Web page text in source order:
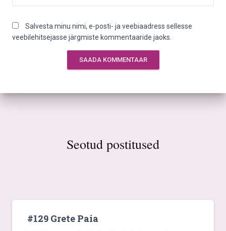
Salvesta minu nimi, e-posti- ja veebiaadress sellesse
veebilehitsejasse järgmiste kommentaaride jaoks.
Seotud postitused
#129 Grete Paia